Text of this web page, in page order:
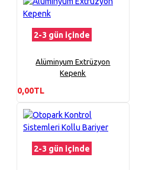
2-3 gün içinde
Alüminyum Extrüzyon
Kepenk
0,00TL
2-3 gün içinde